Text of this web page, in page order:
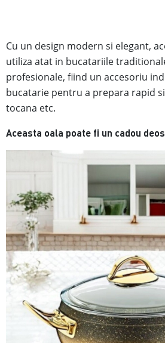
Cu un design modern si elegant,
utiliza atat in bucatariile
profesionale, fiind un accesoriu
bucatarie pentru a prepara rapid
tocana etc.
Aceasta oala poate fi un cadou